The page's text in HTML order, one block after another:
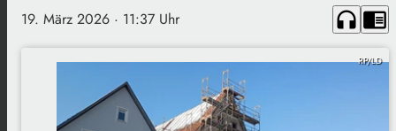
19. März 2026 · 11:37 Uhr headphones chrome_reader_mode
RP/LD